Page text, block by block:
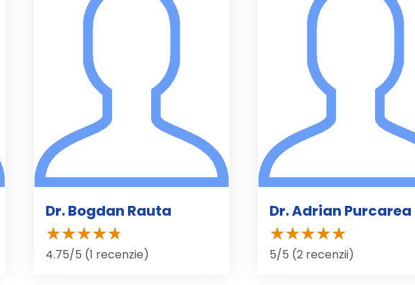
Dr. Bogdan Rauta
4.75/5 (1 recenzie)
Dr. Adrian Purcarea
5/5 (2 recenzii)